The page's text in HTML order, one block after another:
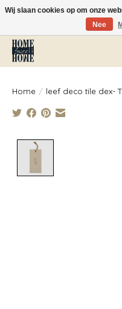
Vóór 14:00 besteld, dezelfde dag
Home / leef deco tile dex-
Wij slaan cookies op om onze
Nee